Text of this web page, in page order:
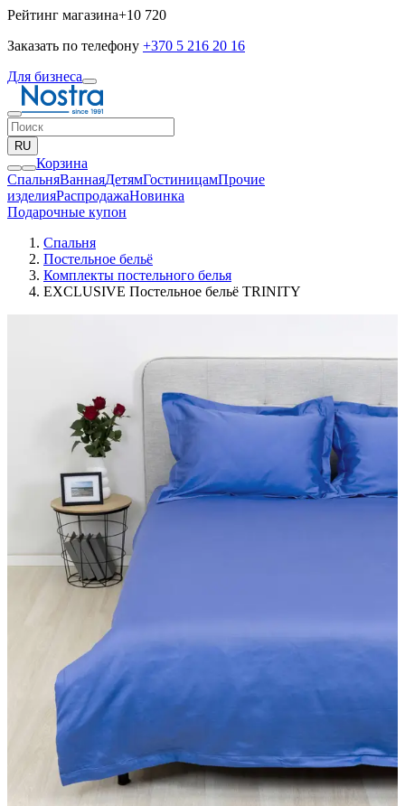
Рейтинг магазина+10 720
Заказать по телефону +370 5 216 20 16
Для бизнеса
RU
Корзина
СпальняВаннаяДетямГостиницамПрочие
изделияPаспродажаНовинка
Подарочные купон
Спальня
Постельное бельё
Комплекты постельного белья
EXCLUSIVE Постельное бельё TRINITY